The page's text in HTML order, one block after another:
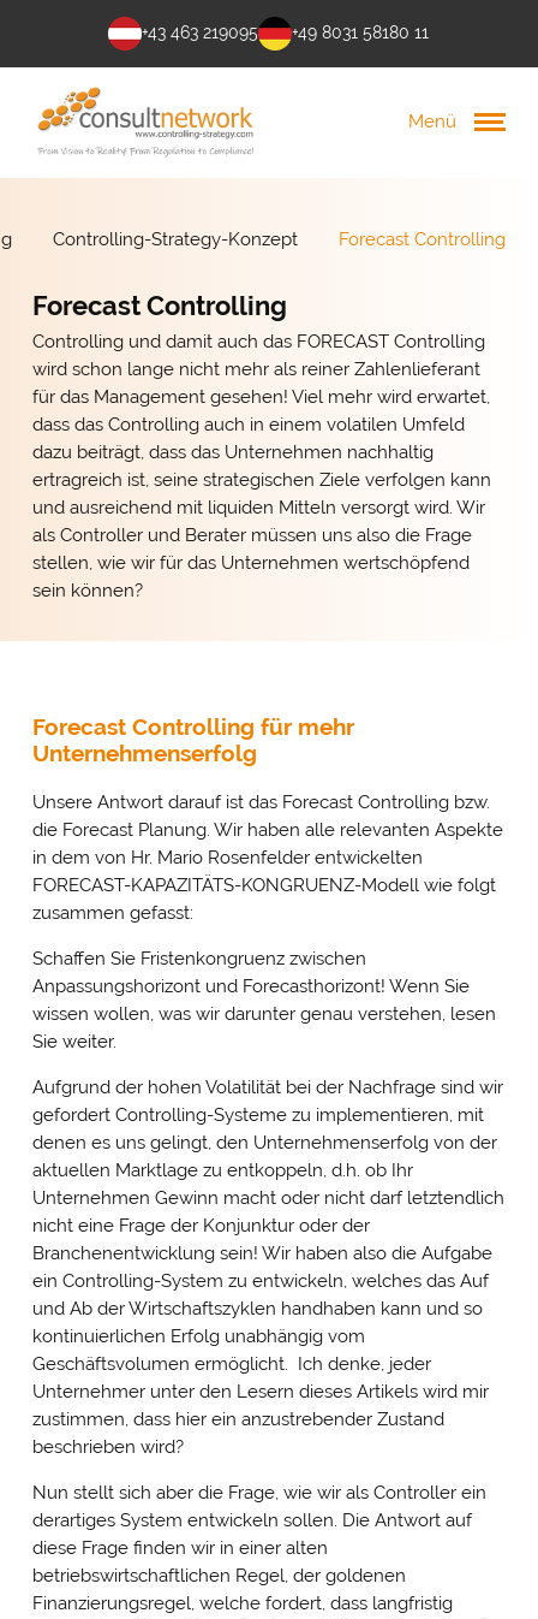
+43 463 219095 +49 8031 58180 11
Menü
Controlling-Strategy-Konzept Forecast Controlling
Forecast Controlling
Controlling und damit auch das FORECAST Controlling
wird schon lange nicht mehr als reiner Zahlenlieferant
für das Management gesehen! Viel mehr wird erwartet,
dass das Controlling auch in einem volatilen Umfeld
dazu beiträgt, dass das Unternehmen nachhaltig
ertragreich ist, seine strategischen Ziele verfolgen kann
und ausreichend mit liquiden Mitteln versorgt wird. Wir
als Controller und Berater müssen uns also die Frage
stellen, wie wir für das Unternehmen wertschöpfend
sein können?
Forecast Controlling für mehr
Unternehmenserfolg
Unsere Antwort darauf ist das Forecast Controlling bzw.
die Forecast Planung. Wir haben alle relevanten Aspekte
in dem von Hr. Mario Rosenfelder entwickelten
FORECAST-KAPAZITÄTS-KONGRUENZ-Modell wie folgt
zusammen gefasst:
Schaffen Sie Fristenkongruenz zwischen
Anpassungshorizont und Forecasthorizont! Wenn Sie
wissen wollen, was wir darunter genau verstehen, lesen
Sie weiter.
Aufgrund der hohen Volatilität bei der Nachfrage sind wir
gefordert Controlling-Systeme zu implementieren, mit
denen es uns gelingt, den Unternehmenserfolg von der
aktuellen Marktlage zu entkoppeln, d.h. ob Ihr
Unternehmen Gewinn macht oder nicht darf letztendlich
nicht eine Frage der Konjunktur oder der
Branchenentwicklung sein! Wir haben also die Aufgabe
ein Controlling-System zu entwickeln, welches das Auf
und Ab der Wirtschaftszyklen handhaben kann und so
kontinuierlichen Erfolg unabhängig vom
Geschäftsvolumen ermöglicht. Ich denke, jeder
Unternehmer unter den Lesern dieses Artikels wird mir
zustimmen, dass hier ein anzustrebender Zustand
beschrieben wird?
Nun stellt sich aber die Frage, wie wir als Controller ein
derartiges System entwickeln sollen. Die Antwort auf
diese Frage finden wir in einer alten
betriebswirtschaftlichen Regel, der goldenen
Finanzierungsregel, welche fordert, dass langfristig